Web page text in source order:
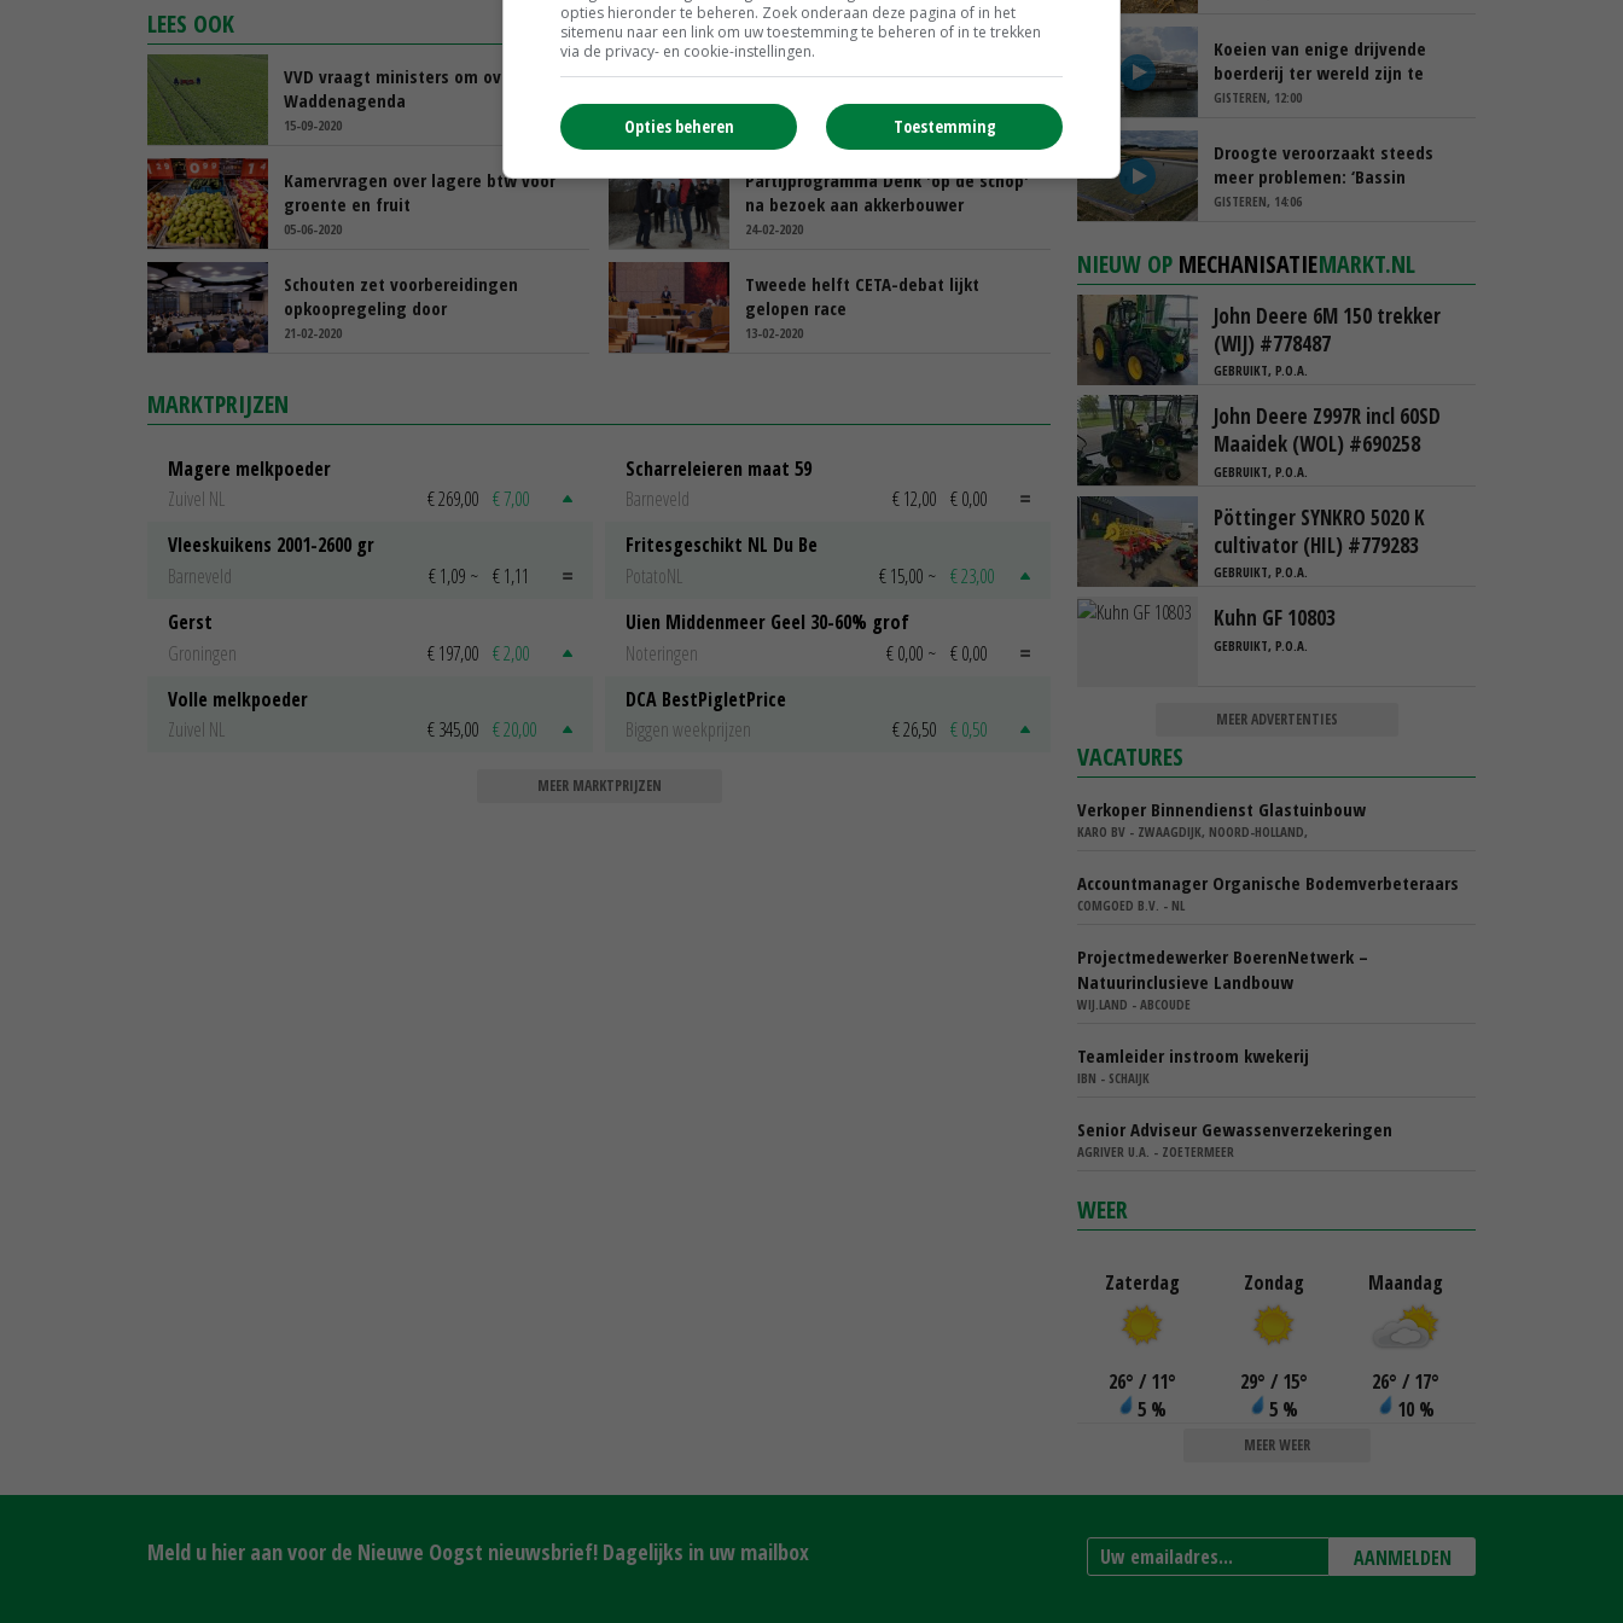
LEES OOK
VVD vraagt ministers om overleg
Waddenagenda
15-09-2020
CDA vreest oneerlijke concurrentie
verre arbeidsmigrant
10-09-2020
Kamervragen over lagere btw voor
groente en fruit
05-06-2020
Partijprogramma Denk 'op de schop'
na bezoek aan akkerbouwer
24-02-2020
Schouten zet voorbereidingen
opkoopregeling door
21-02-2020
Tweede helft CETA-debat lijkt
gelopen race
13-02-2020
MARKTPRIJZEN
Magere melkpoeder
Zuivel NL
€ 269,00 € 7,00
Vleeskuikens 2001-2600 gr
Barneveld
€ 1,09 ~ € 1,11
Gerst
Groningen
€ 197,00 € 2,00
Volle melkpoeder
Zuivel NL
€ 345,00 € 20,00
Scharreleieren maat 59
Barneveld
€ 12,00 € 0,00
Fritesgeschikt NL Du Be
PotatoNL
€ 15,00 ~ € 23,00
Uien Middenmeer Geel 30-60% grof
Noteringen
€ 0,00 ~ € 0,00
DCA BestPigletPrice
Biggen weekprijzen
€ 26,50 € 0,50
MEER MARKTPRIJZEN
Koeien van enige drijvende
boerderij ter wereld zijn te
koop
GISTEREN, 12:00
Droogte veroorzaakt steeds
meer problemen: ‘Bassin
afgelopen week al leeg’
GISTEREN, 14:06
NIEUW OP MECHANISATIEMARKT.NL
John Deere 6M 150 trekker
(WIJ) #778487
GEBRUIKT, P.O.A.
John Deere Z997R incl 60SD
Maaidek (WOL) #690258
GEBRUIKT, P.O.A.
Pöttinger SYNKRO 5020 K
cultivator (HIL) #779283
GEBRUIKT, P.O.A.
Kuhn GF 10803
GEBRUIKT, P.O.A.
MEER ADVERTENTIES
VACATURES
Verkoper Binnendienst Glastuinbouw
KARO BV - ZWAAGDIJK, NOORD-HOLLAND,
Accountmanager Organische Bodemverbeteraars
COMGOED B.V. - NL
Projectmedewerker BoerenNetwerk –
Natuurinclusieve Landbouw
WIJ.LAND - ABCOUDE
Teamleider instroom kwekerij
IBN - SCHAIJK
Senior Adviseur Gewassenverzekeringen
AGRIVER U.A. - ZOETERMEER
WEER
Zaterdag
26° / 11°
5 %
Zondag
29° / 15°
5 %
Maandag
26° / 17°
10 %
MEER WEER
Meld u hier aan voor de Nieuwe Oogst nieuwsbrief! Dagelijks in uw mailbox AANMELDEN
opties hieronder te beheren. Zoek onderaan deze pagina of in het
sitemenu naar een link om uw toestemming te beheren of in te trekken
via de privacy- en cookie-instellingen.
Toestemming
Opties beheren